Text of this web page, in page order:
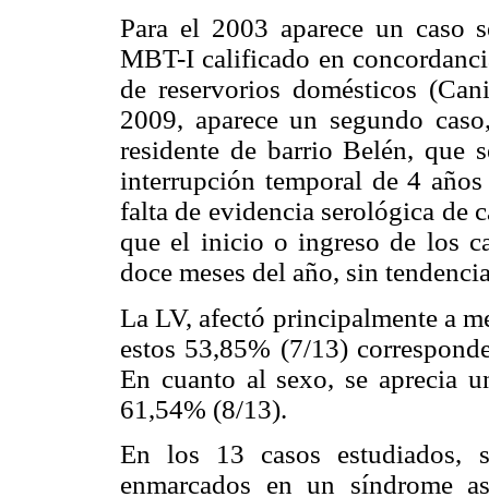
Para el 2003 aparece un caso
MBT-I calificado en
de reservorios domésticos
2009, aparece un segundo
residente de barrio Belén, que
interrupción temporal de 4
falta de evidencia serológica de
que el inicio o ingreso de los
doce meses del año, sin
La LV, afectó principalmente a
estos 53,85% (7/13)
En cuanto al sexo, se aprecia
61,54% (8/13).
En los 13 casos estudiados,
enmarcados en un síndrome